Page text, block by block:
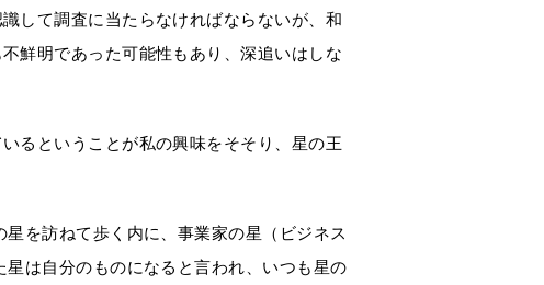
して調査に当たらなければならないが、和
鮮明であった可能性もあり、深追いはしな
るということが私の興味をそそり、星の王
を訪ねて歩く内に、事業家の星（ビジネス
は自分のものになると言われ、いつも星の